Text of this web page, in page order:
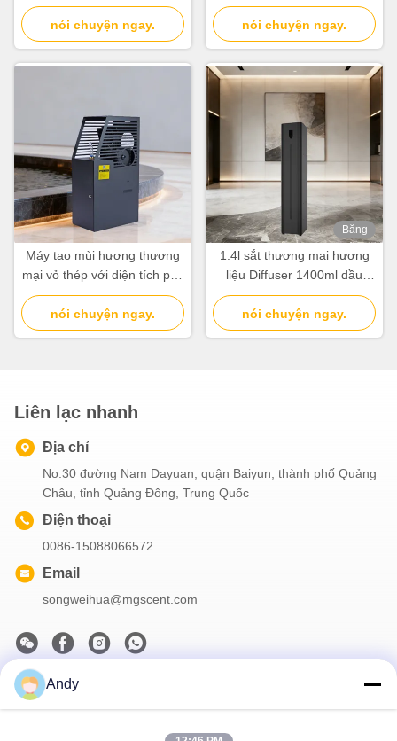
thương mại Với màn hình
thông minh 5000cbm phủ
sóng
nói chuyện ngay.
khiển ứng dụng WiFi
Bluetooth, diện tích phủ
5000cbm
nói chuyện ngay.
Máy tạo mùi hương thương
mại vỏ thép với diện tích phủ
5000cbm dung tích 1000ml
nói chuyện ngay.
Băng
1.4l sắt thương mại hương
liệu Diffuser 1400ml dầu
dung lượng không dây
hương liệu Diffuser
nói chuyện ngay.
Liên lạc nhanh
Địa chỉ
No.30 đường Nam Dayuan, quận Baiyun, thành phố Quảng
Châu, tỉnh Quảng Đông, Trung Quốc
Điện thoại
0086-15088066572
Email
songweihua@mgscent.com
Thông tin của chúng tôi
Andy